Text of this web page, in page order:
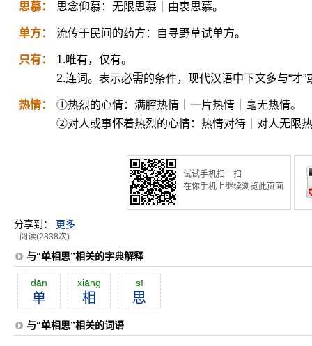
思慕： 思念仰慕：无限思慕｜由衷思慕。
单方： 流传于民间的药方：自寻野草试单方。
只有：
1.唯有，仅有。
2.连词。表示必需的条件，现代汉语中下文多与“才”
热情：
①热烈的心情：满腔热情｜一片热情｜毫无热情。
②对人或事怀着热烈的心情：热情对待｜对人无限
试试手机扫一扫
在你手机上继续浏览此页面
分享到： 更多
阅读(2838次)
与“单相思”相关的字典解释
dān
单
xiāng
相
sī
思
与“单相思”相关的词语